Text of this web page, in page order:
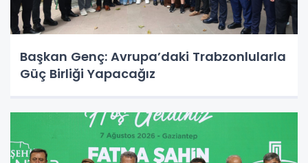
Başkan Genç: Avrupa’daki Trabzonlularla
Güç Birliği Yapacağız